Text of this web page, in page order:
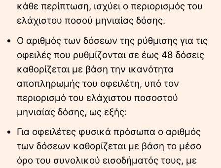
κάθε περίπτωση, ισχύει ο περιορισμός του
ελάχιστου ποσού μηνιαίας δόσης.
Ο αριθμός των δόσεων της ρύθμισης για τις
οφειλές που ρυθμίζονται σε έως 48 δόσεις
καθορίζεται με βάση την ικανότητα
αποπληρωμής του οφειλέτη, υπό τον
περιορισμό του ελάχιστου ποσοστού
μηνιαίας δόσης, ως εξής:
Για οφειλέτες φυσικά πρόσωπα ο αριθμός
των δόσεων καθορίζεται με βάση το μέσο
όρο του συνολικού εισοδήματός τους, με